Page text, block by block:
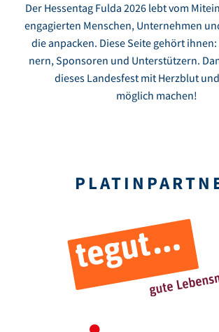
Der Hessentag Fulda 2026 lebt vom
enga­gierten Menschen, Unter­nehmen
die anpa­cken. Diese Seite gehört
nern, Spon­soren und Unter­stüt­zern.
dieses Landes­fest mit Herz­blut
möglich machen!